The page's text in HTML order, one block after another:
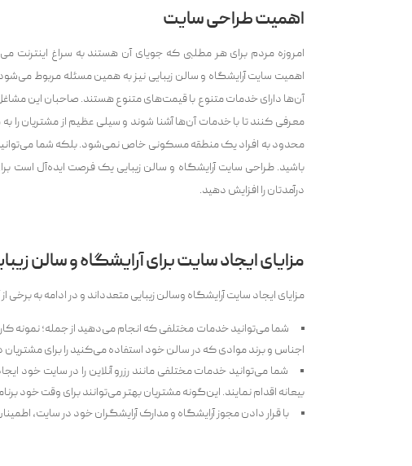
اهمیت طراحی سایت
امروزه مردم برای هر مطلبی که جویای آن هستند به سراغ
اهمیت سایت آرایشگاه و سالن زیبایی نیز به همین مسئله مربوط
آن‌ها دارای خدمات متنوع با قیمت‌های متنوع هستند. صاحبان این مشاغل
معرفی کنند تا با خدمات آن‌ها آشنا شوند و سیلی عظیم از مشتریان را
محدود به افراد یک منطقه مسکونی خاص نمی‌شود. بلکه شما
باشید. طراحی سایت آرایشگاه و سالن زیبایی یک فرصت ایده‌آل
درآمدتان را افزایش دهید.
مزایای ایجاد سایت برای آرایشگاه و سالن
مزایای ایجاد سایت آرایشگاه وسالن زیبایی متعدداند و در ادامه به برخی
شما می‌‌توانید خدمات مختلفی که انجام می‌‌دهید از جمله؛ نمونه
اجناس و برند موادی که در سالن خود استفاده می‌‌کنید را برای مشتریان
شما می‌‌توانید خدمات مختلفی مانند رزرو آنلاین را در سایت خود
بیعانه اقدام نمایند. این‌گونه مشتریان بهتر می‌‌توانند برای وقت خود
با قرار دادن مجوز آرایشگاه و مدارک آرایشگران خود در سایت،